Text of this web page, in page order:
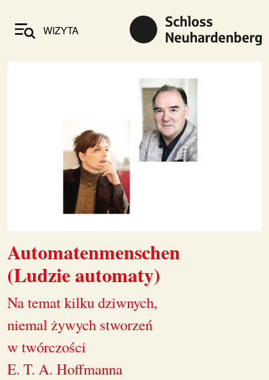
WIZYTA
Automatenmenschen
(Ludzie automaty)
Na temat kilku dziwnych,
niemal żywych stworzeń
w twórczości
E. T. A. Hoffmanna